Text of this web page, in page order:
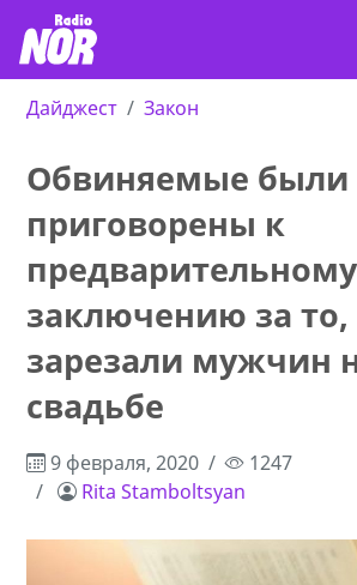
Дайджест Закон
Обвиняемые были
приговорены к
предварительному
заключению за то,
зарезали мужчин
свадьбе
9 февраля, 2020
1247
Rita Stamboltsyan